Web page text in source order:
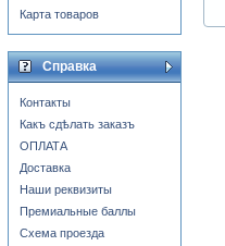
Карта товаров
Справка
Контакты
Какъ сдѣлать заказъ
ОПЛАТА
Доставка
Наши реквизиты
Премиальные баллы
Схема проезда